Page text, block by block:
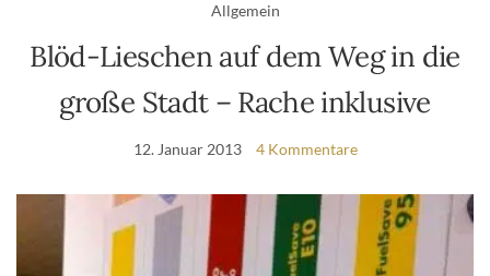
Allgemein
Blöd-Lieschen auf dem Weg in die
große Stadt – Rache inklusive
12. Januar 2013 4 Kommentare